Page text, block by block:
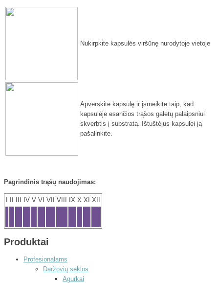
Nukirpkite kapsulės viršūnę nurodytoje vietoje
Apverskite kapsulę ir įsmeikite taip, kad
kapsulėje esančios trąšos galėtų palaipsniui
skverbtis į substratą. Ištuštėjus kapsulei ją
pašalinkite.
Pagrindinis trąšų naudojimas:
IV V VI VII VIII IX X XI XII
Produktai
Profesionalams
Daržovių sėklos
Agurkai